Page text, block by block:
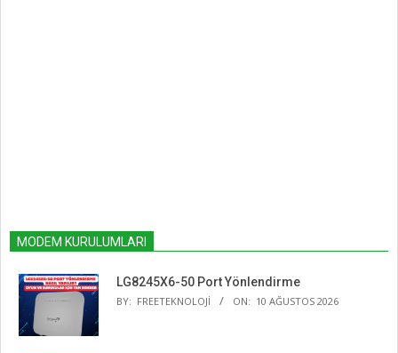
MODEM KURULUMLARI
LG8245X6-50 Port Yönlendirme
BY: FREETEKNOLOJI ON: 10 AĞUSTOS 2026